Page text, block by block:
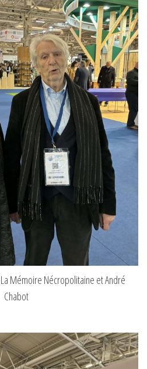
Mémoire Nécropolitaine et André
Chabot